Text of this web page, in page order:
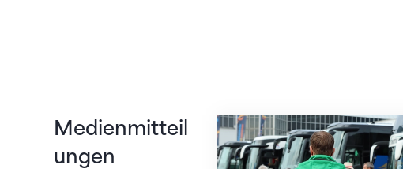
Medienmitteil
ungen
Twerenbold wird